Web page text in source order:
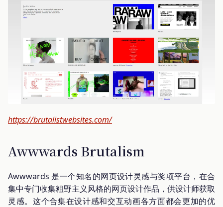
https://brutalistwebsites.com/
Awwwards Brutalism
Awwwards 是一个知名的网页设计灵感与奖项平台，在合
集中专门收集粗野主义风格的网页设计作品，供设计师获取
灵感。这个合集在设计感和交互动画各方面都会更加的优